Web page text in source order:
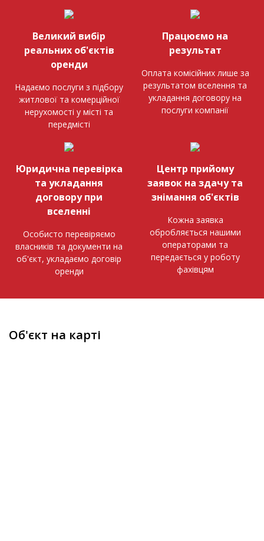
Великий вибір
реальних об'єктів
оренди
Надаємо послуги з підбору
житлової та комерційної
нерухомості у місті та
передмісті
Працюємо на
результат
Оплата комісійних лише за
результатом вселення та
укладання договору на
послуги компанії
Юридична перевірка
та укладання
договору при
вселенні
Особисто перевіряємо
власників та документи на
об'єкт, укладаємо договір
оренди
Центр прийому
заявок на здачу та
знімання об'єктів
Кожна заявка
обробляється нашими
операторами та
передається у роботу
фахівцям
Об'єкт на карті